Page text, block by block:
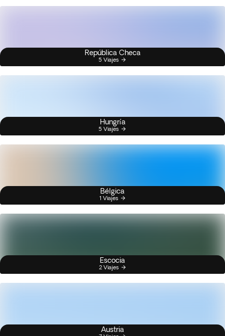
República Checa
5 Viajes
Hungría
5 Viajes
Bélgica
1 Viajes
Escocia
2 Viajes
Austria